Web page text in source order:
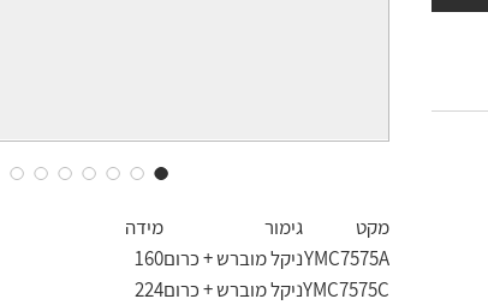
מקט גימור
מידה
YMC7575Aניקל מוברש + כרום160
YMC7575Cניקל מוברש + כרום224